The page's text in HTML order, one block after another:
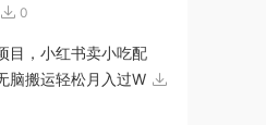
0
目，小红书卖小吃配
脑搬运轻松月入过W